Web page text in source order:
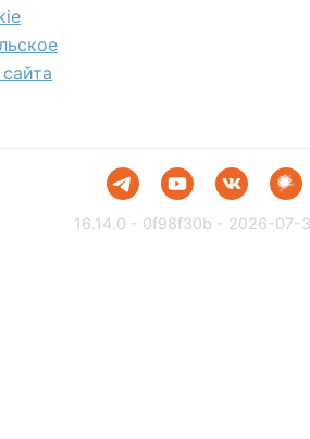
16.14.0 - 0f98f30b - 2026-07-